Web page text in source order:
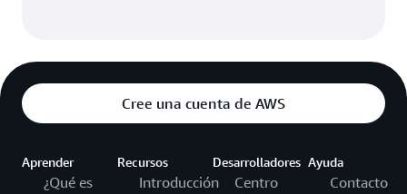
Cree una cuenta de AWS
Aprender
¿Qué es
Recursos
Introducción
Desarrolladores
Centro
Ayuda
Contacto